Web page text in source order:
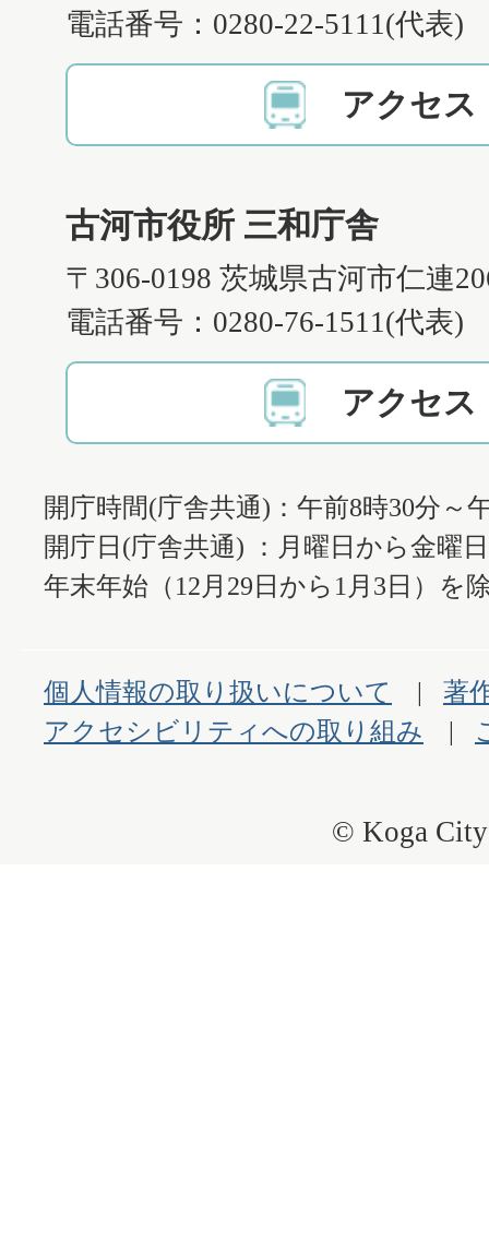
電話番号：0280-22-5111(代表)
アクセス
古河市役所 三和庁舎
〒306-0198 茨城県古河市仁連
電話番号：0280-76-1511(代表)
アクセス
開庁時間(庁舎共通)：午前8時30分～
開庁日(庁舎共通) ：月曜日から金曜
年末年始（12月29日から1月3日）を
個人情報の取り扱いについて
著
アクセシビリティへの取り組み
© Koga City